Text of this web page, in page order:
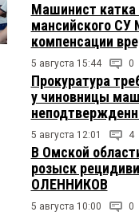
Машинист катка
мансийского СУ
компенсации
5 августа 15:44 0
Прокуратура
у чиновницы
5 августа 12:01 4
В Омской
розыск
ОЛЕННИКОВ
5 августа 10:00 0